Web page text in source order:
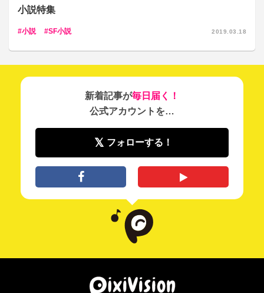
小説特集
小説 SF小説 2019.03.18
新着記事が毎日届く！
公式アカウントを…
フォローする！